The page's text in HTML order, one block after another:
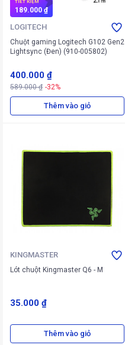
TIẾT KIỆM
189.000 ₫
LOGITECH
Chuột gaming Logitech G102 Gen2
Lightsync (Đen) (910-005802)
400.000 ₫
589.000 ₫ -32%
Thêm vào giỏ
KINGMASTER
Lót chuột Kingmaster Q6 - M
35.000 ₫
Thêm vào giỏ